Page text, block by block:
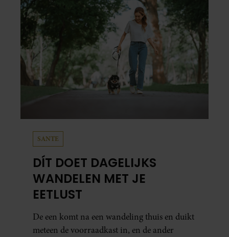
SANTE
DÍT DOET DAGELIJKS
WANDELEN MET JE
EETLUST
De een komt na een wandeling thuis en duikt
meteen de voorraadkast in, en de ander